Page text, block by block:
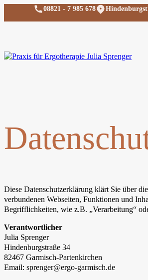
08821 - 7 985 678
Diese Datenschutzerklärung klärt Sie über
verbundenen Webseiten, Funktionen und
Begrifflichkeiten, wie z.B. „Verarbeitung“
Verantwortlicher
Julia Sprenger
Hindenburgstraße 34
82467 Garmisch-Partenkirchen
Email: sprenger@ergo-garmisch.de